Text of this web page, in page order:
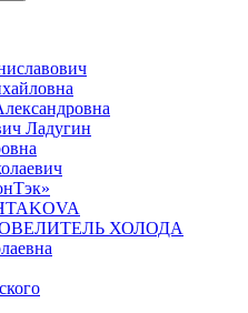
Ладугин
ХОЛОДА